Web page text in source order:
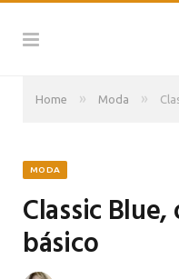
Home » Moda »
MODA
Classic
básico